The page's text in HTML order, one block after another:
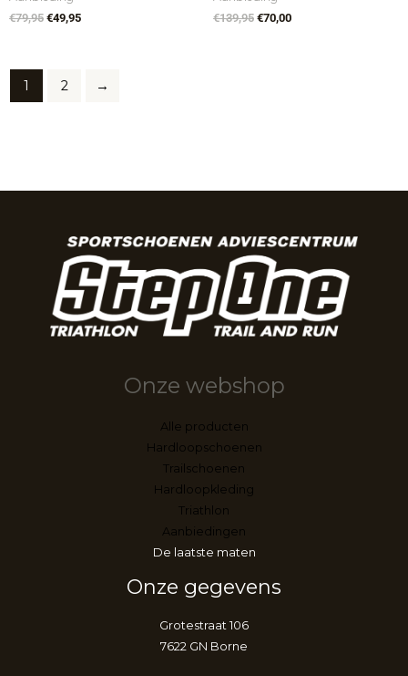
€79,95 €49,95
€139,95 €70,00
1 2 →
Onze webshop
Alle producten
Hardloopschoenen
Trailschoenen
Hardloopkleding
Triathlon
Aanbiedingen
De laatste maten
Onze gegevens
Grotestraat 106
7622 GN Borne